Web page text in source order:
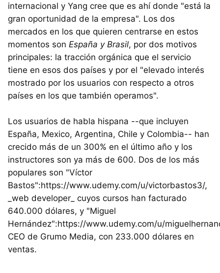
internacional y Yang cree que es ahí donde "está la
gran oportunidad de la empresa". Los dos
mercados en los que quieren centrarse en estos
momentos son España y Brasil, por dos motivos
principales: la tracción orgánica que el servicio
tiene en esos dos países y por el "elevado interés
mostrado por los usuarios con respecto a otros
países en los que también operamos".
Los usuarios de habla hispana --que incluyen
España, Mexico, Argentina, Chile y Colombia-- han
crecido más de un 300% en el último año y los
instructores son ya más de 600. Dos de los más
populares son "Víctor
Bastos":https://www.udemy.com/u/victorbastos3/,
_web developer_ cuyos cursos han facturado
640.000 dólares, y "Miguel
Hernández":https://www.udemy.com/u/
CEO de Grumo Media, con 233.000 dólares en
ventas.